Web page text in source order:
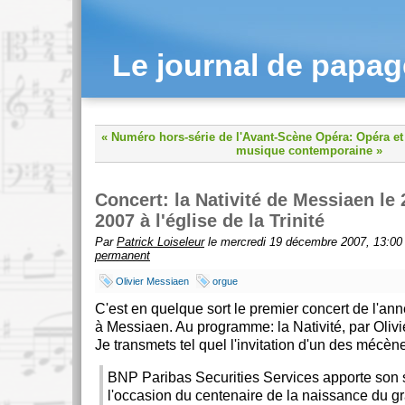
Le journal de
« Numéro hors-série de l'Avant-Scène Opéra: Opéra et
musique contemporaine »
Concert: la Nativité de Messiaen le
2007 à l'église de la Trinité
Par Patrick Loiseleurle mercredi 19 décembre 2007,
permanent
Olivier Messiaen orgue
C'est en quelque sort le premier concert de
à Messiaen. Au programme: la Nativité, par
Je transmets tel quel l'invitation d'un des
BNP Paribas Securities Services apporte son
l'occasion du centenaire de la naissance du